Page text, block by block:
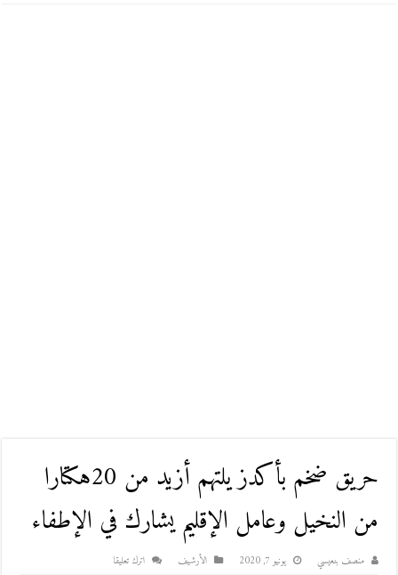
حريق ضخم بأكدز يلتهم أزيد من 20هكتارا
من النخيل وعامل الإقليم يشارك في الإطفاء
منصف بنعيسي يونيو 7, 2020 اﻷرشيف اترك تعليقا